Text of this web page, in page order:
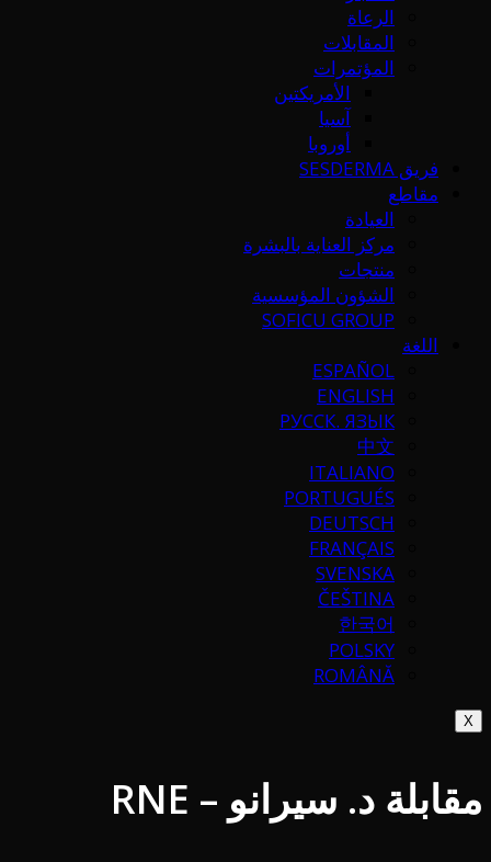
الرعاة
المقابلات
المؤتمرات
الأمريكتين
آسيا
أوروبا
فريق SESDERMA
مقاطع
العيادة
مركز العناية بالبشرة
منتجات
الشؤون المؤسسية
SOFICU GROUP
اللغة
ESPAÑOL
ENGLISH
РУССК. ЯЗЫК
中文
ITALIANO
PORTUGUÉS
DEUTSCH
FRANÇAIS
SVENSKA
ČEŠTINA
한국어
POLSKY
ROMÂNĂ
X
مقابلة د. سيرانو – RNE